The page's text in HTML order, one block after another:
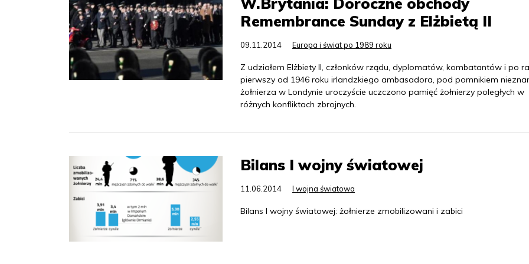
Remembrance Sunday z Elżbietą II
09.11.2014 Europa i świat po 1989 roku
Z udziałem Elżbiety II, członków rządu, dyplomatów, kombatantów i po
pierwszy od 1946 roku irlandzkiego ambasadora, pod pomnikiem
żołnierza w Londynie uroczyście uczczono pamięć żołnierzy poległych w
różnych konfliktach zbrojnych.
Bilans I wojny światowej
11.06.2014 I wojna światowa
Bilans I wojny światowej: żołnierze zmobilizowani i zabici